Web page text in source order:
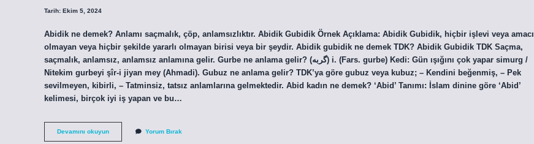
Tarih: Ekim 5, 2024
Abidik ne demek? Anlamı saçmalık, çöp, anlamsızlıktır. Abidik Gubidik Örnek Açıklama: Abidik Gubidik, hiçbir işlevi veya amacı
olmayan veya hiçbir şekilde yararlı olmayan birisi veya bir şeydir. Abidik gubidik ne demek TDK? Abidik Gubidik TDK Saçma,
saçmalık, anlamsız, anlamsız anlamına gelir. Gurbe ne anlama gelir? (ﮔﺮﺑﻪ) i. (Fars. gurbe) Kedi: Gün ışığını çok yapar simurg /
Nitekim gurbeyi şîr-i jiyan mey (Ahmadi). Gubuz ne anlama gelir? TDK’ya göre gubuz veya kubuz; – Kendini beğenmiş, – Pek
sevilmeyen, kibirli, – Tatminsiz, tatsız anlamlarına gelmektedir. Abid kadın ne demek? ‘Abid’ Tanımı: İslam dinine göre ‘Abid’
kelimesi, birçok iyi iş yapan ve bu…
Devamını okuyunGubidik
Ne
Yorum Bırak